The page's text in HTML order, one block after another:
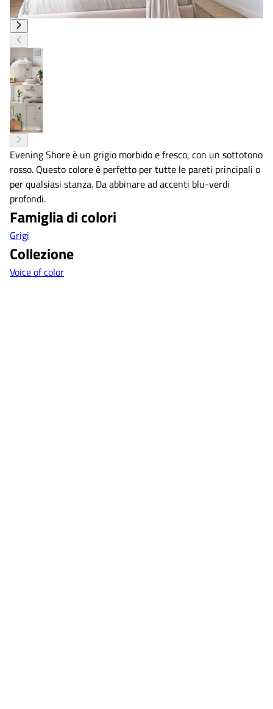
Evening Shore è un grigio morbido e fresco, con un sottotono
rosso. Questo colore è perfetto per tutte le pareti principali o
per qualsiasi stanza. Da abbinare ad accenti blu-verdi
profondi.
Famiglia di colori
Grigi
Collezione
Voice of color